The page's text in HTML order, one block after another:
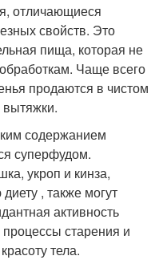
отличающиеся
свойств. Это
пища, которая не
Чаще всего
продаются в чистом
вытяжки.
содержанием
суперфудом.
укроп и кинза,
, также могут
активность
старения и
тела.